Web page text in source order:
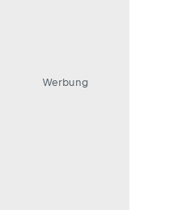
Werbung